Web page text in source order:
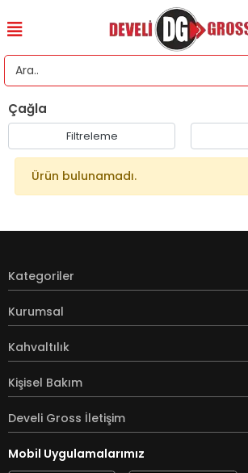
Çağla
Filtreleme
Ürün bulunamadı.
Kategoriler
Kurumsal
Kahvaltılık
Kişisel Bakım
Develi Gross İletişim
Mobil Uygulamalarımız